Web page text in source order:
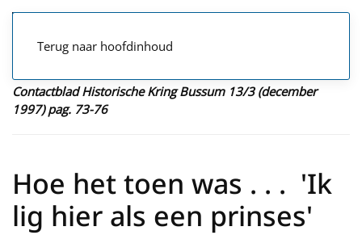
Terug naar hoofdinhoud
Contactblad Historische Kring Bussum 13/3 (december
1997) pag. 73-76
Hoe het toen was . . . 'Ik
lig hier als een prinses'